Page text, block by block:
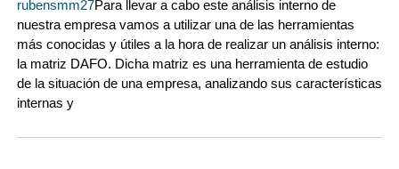
rubensmm27Para llevar a cabo este análisis interno de
nuestra empresa vamos a utilizar una de las herramientas
más conocidas y útiles a la hora de realizar un análisis interno:
la matriz DAFO. Dicha matriz es una herramienta de estudio
de la situación de una empresa, analizando sus características
internas y